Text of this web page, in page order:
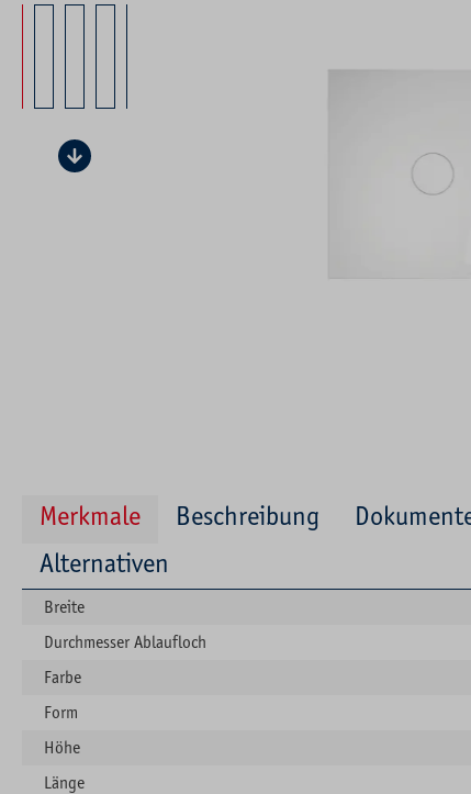
Merkmale Beschreibung
Alternativen
Breite
Durchmesser Ablaufloch
Farbe
Form
Höhe
Länge